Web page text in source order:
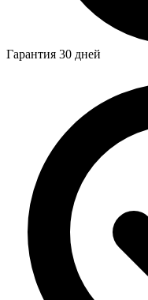
Гарантия 30 дней